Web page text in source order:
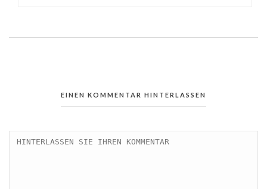
EINEN KOMMENTAR HINTERLASSEN